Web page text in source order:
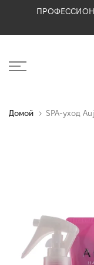
Перейти
содержимому
Домой SPA-уход